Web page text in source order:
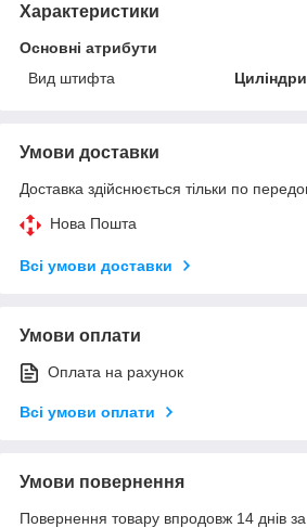
Характеристики
Основні атрибути
Вид штифта
Умови доставки
Доставка здійснюється тільки по
Нова Пошта
Всі умови доставки
Умови оплати
Оплата на рахунок
Всі умови оплати
Умови повернення
Повернення товару впродовж 14 днів